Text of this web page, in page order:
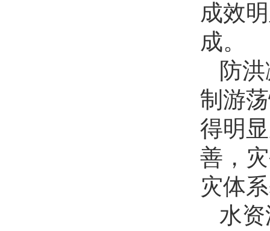
成效
成。
防
制游
得明
善，
灾体
水